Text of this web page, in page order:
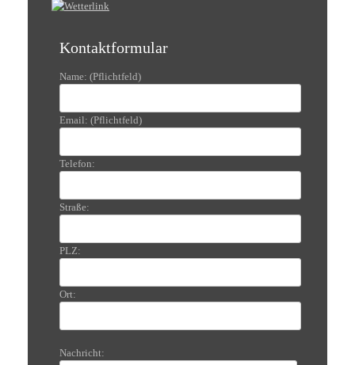
Kontaktformular
Name: (Pflichtfeld)
Email: (Pflichtfeld)
Telefon:
Straße:
PLZ:
Ort:
Nachricht: